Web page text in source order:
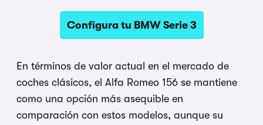
Configura tu BMW Serie 3
En términos de valor actual en el mercado de
coches clásicos, el Alfa Romeo 156 se mantiene
como una opción más asequible en
comparación con estos modelos, aunque su